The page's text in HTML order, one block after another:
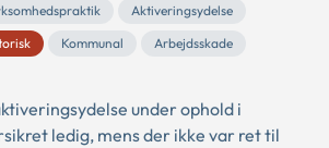
Aktiveringsydelse
Kommunal Arbejdsskade
under ophold i
ledig, mens der ikke var ret til